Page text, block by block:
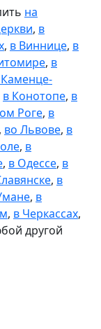
на
, в
, в Виннице, в
, в
в Конотопе, в
Роге, в
, во Львове, в
, в
, в Одессе, в
, в
, в
, в Черкассах,
другой